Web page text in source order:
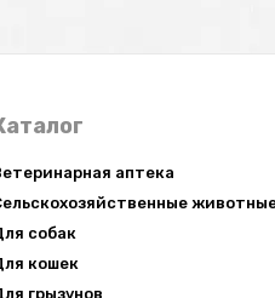
аптека
собак
кошек
грызунов